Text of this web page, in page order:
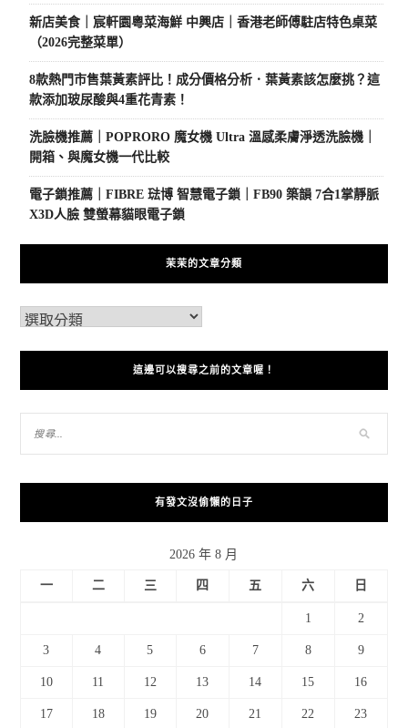
新店美食｜宸軒園粵菜海鮮 中興店｜香港老師傅駐店特色桌菜
（2026完整菜單）
8款熱門市售葉黃素評比！成分價格分析．葉黃素該怎麼挑？這
款添加玻尿酸與4重花青素！
洗臉機推薦｜POPRORO 魔女機 Ultra 溫感柔膚淨透洗臉機｜
開箱、與魔女機一代比較
電子鎖推薦｜FIBRE 琺博 智慧電子鎖｜FB90 築韻 7合1掌靜脈
X3D人臉 雙螢幕貓眼電子鎖
茉茉的文章分類
這邊可以搜尋之前的文章喔！
有發文沒偷懶的日子
2026 年 8 月
一 二 三 四 五 六 日
1 2
3 4 5 6 7 8 9
10 11 12 13 14 15 16
17 18 19 20 21 22 23